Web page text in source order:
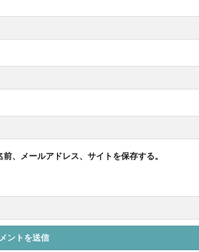
、メールアドレス、サイトを保存する。